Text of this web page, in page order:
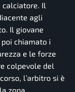
calciatore. Il
agli
Il giovane
chiamato i
e le forze
colpevole del
l’arbitro si è
zona